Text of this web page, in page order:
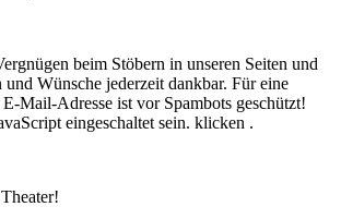
beim Stöbern in unseren Seiten und
Wünsche jederzeit dankbar. Für eine
Mail-Adresse ist vor Spambots geschützt!
eingeschaltet sein. klicken .